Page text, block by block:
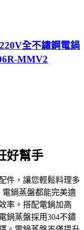
全不鏽鋼電鍋
MMV2
好幫手
件，讓您輕鬆料理多
鍋蒸盤都能完美適
率。搭配電鍋加高
鍋蒸盤採用304不鏽